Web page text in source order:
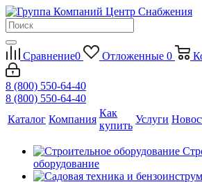
Сравнение0 Отложенные 0
8 (800) 550-64-40
8 (800) 550-64-40
Каталог Компания
Как
купить
Услуги
оборудование